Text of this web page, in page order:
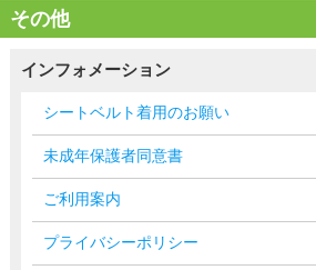
その他
インフォメーション
シートベルト着用のお願い
未成年保護者同意書
ご利用案内
プライバシーポリシー